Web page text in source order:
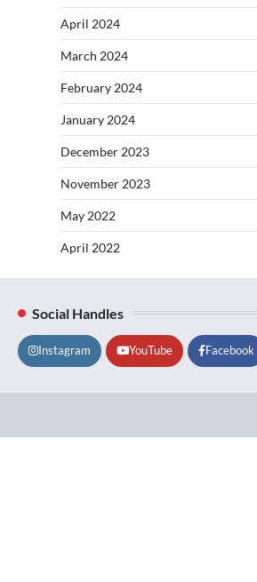
April 2024
March 2024
February 2024
January 2024
December 2023
November 2023
May 2022
April 2022
Social Handles
Instagram YouTube Facebook